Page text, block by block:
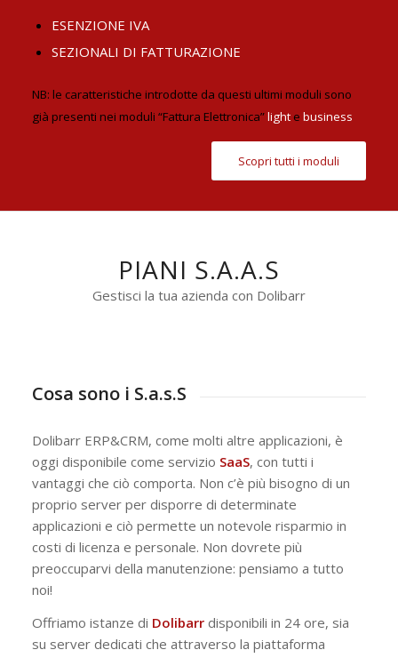
ESENZIONE IVA
SEZIONALI DI FATTURAZIONE
NB: le caratteristiche introdotte da questi ultimi moduli sono
già presenti nei moduli “Fattura Elettronica”lighte business
Scopri tutti i moduli
PIANI S.A.A.S
Gestisci la tua azienda con Dolibarr
Cosa sono i S.a.s.S
Dolibarr ERP&CRM, come molti altre applicazioni, è
oggi disponibile come servizio SaaS, con tutti i
vantaggi che ciò comporta. Non c’è più bisogno di un
proprio server per disporre di determinate
applicazioni e ciò permette un notevole risparmio in
costi di licenza e personale. Non dovrete più
preoccuparvi della manutenzione: pensiamo a tutto
noi!
Offriamo istanze di Dolibarrdisponibili in 24 ore, sia
su server dedicati che attraverso la piattaforma